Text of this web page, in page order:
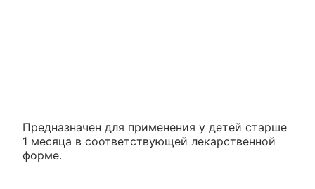
Предназначен для применения у детей старше
1 месяца в соответствующей лекарственной
форме.